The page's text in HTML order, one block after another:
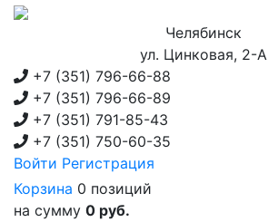
Челябинск
ул. Цинковая, 2-А
+7 (351) 796-66-88
+7 (351) 796-66-89
+7 (351) 791-85-43
+7 (351) 750-60-35
Войти Регистрация
Корзина 0 позиций
на сумму 0 руб.